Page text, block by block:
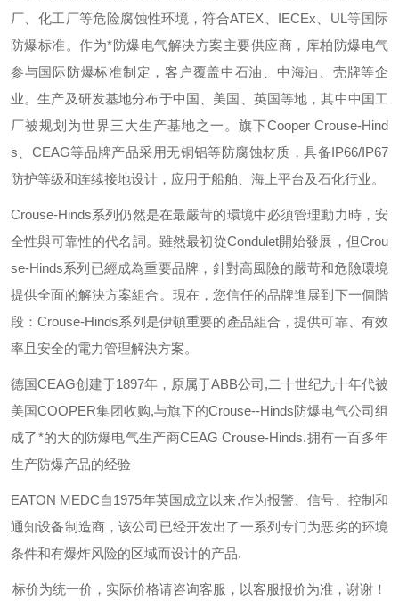
厂、化工厂等危险腐蚀性环境，符合ATEX IECEx UL 等国际
防爆标准。作为*防爆电气解决方案主要供应商，库柏防爆电气
参与国际防爆标准制定，客户覆盖中石油、中海油、壳牌等企
业。生产及研发基地分布于中国、美国、英国等地，其中中国工
厂被规划为世界三大生产基地之一。旗下Cooper Crouse-Hind
s
CEAG等品牌产品采用无铜铝等防腐蚀材质，具备IP66/IP67
防护等级和连续接地设计，应用于船舶、海上平台及石化行业。
Crouse-Hinds系列仍然是在最嚴苛的環境中必須管理動力時，安
全性與可靠性的代名詞。雖然最初從Condulet開始發展，但Crou
se-Hinds系列已經成為重要品牌，針對高風險的嚴苛和危險環境
提供全面的解決方案組合。現在，您信任的品牌進展到下一個階
段：Crouse-Hinds系列是伊頓重要的產品組合，提供可靠、有效
率且安全的電力管理解決方案。
德国CEAG创建于1897年，原属于ABB公司,二十世纪九十年代被
美国COOPER集团收购,与旗下的Crouse--Hinds防爆电气公司组
成了*的大的防爆电气生产商CEAG Crouse-Hinds.拥有一百多年
生产防爆产品的经验
EATON MEDC自1975年英国成立以来,作为报警、信号、控制和
通知设备制造商，该公司已经开发出了一系列专门为恶劣的环境
条件和有爆炸风险的区域而设计的产品.
标价为统一价，实际价格请咨询客服，以客服报价为准，谢谢！